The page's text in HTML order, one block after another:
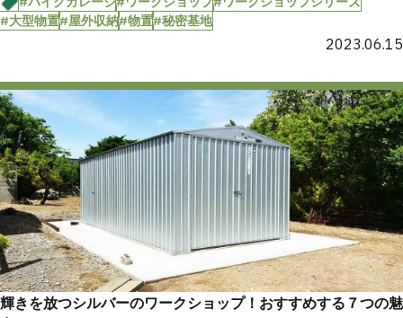
#大型物置#屋外収納#物置#秘密基地
2023.06.15
輝きを放つシルバーのワークショップ！おすすめする７つの魅